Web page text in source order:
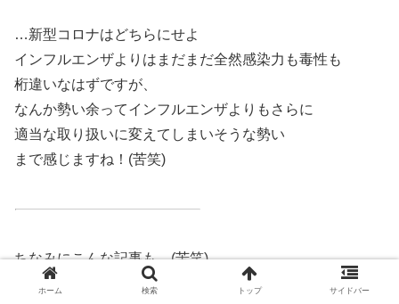
…新型コロナはどちらにせよ
インフルエンザよりはまだまだ全然感染力も毒性も
桁違いなはずですが、
なんか勢い余ってインフルエンザよりもさらに
適当な取り扱いに変えてしまいそうな勢い
まで感じますね！(苦笑)
ちなみにこんな記事も…(苦笑)
「ひきこもり」推計146万人 主な理由“コロナ流行”内
ホーム 検索 トップ サイドバー